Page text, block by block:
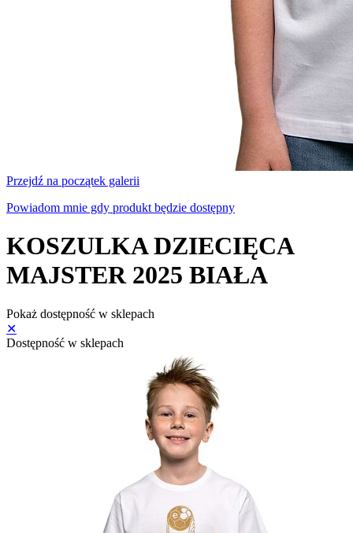
Przejdź na początek galerii
Powiadom mnie gdy produkt będzie dostępny
KOSZULKA DZIECIĘCA
MAJSTER 2025 BIAŁA
Pokaż dostępność w sklepach
✕
Dostępność w sklepach